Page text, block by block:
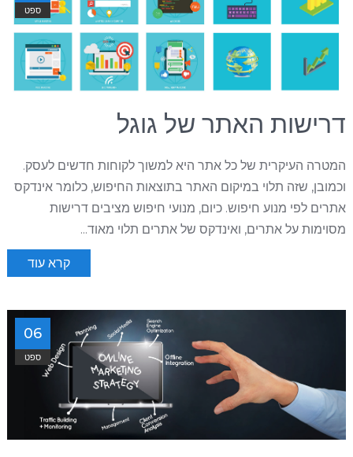
ספט
דרישות האתר של גוגל
המטרה העיקרית של כל אתר היא למשוך לקוחות חדשים לעסק.
וכמובן, שזה תלוי במיקום האתר בתוצאות החיפוש, כלומר אינדקס
אתרים לפי מנוע חיפוש. כיום, מנועי חיפוש מציבים דרישות
מסוימות על אתרים, ואינדקס של אתרים תלוי מאוד...
קרא עוד
06
ספט